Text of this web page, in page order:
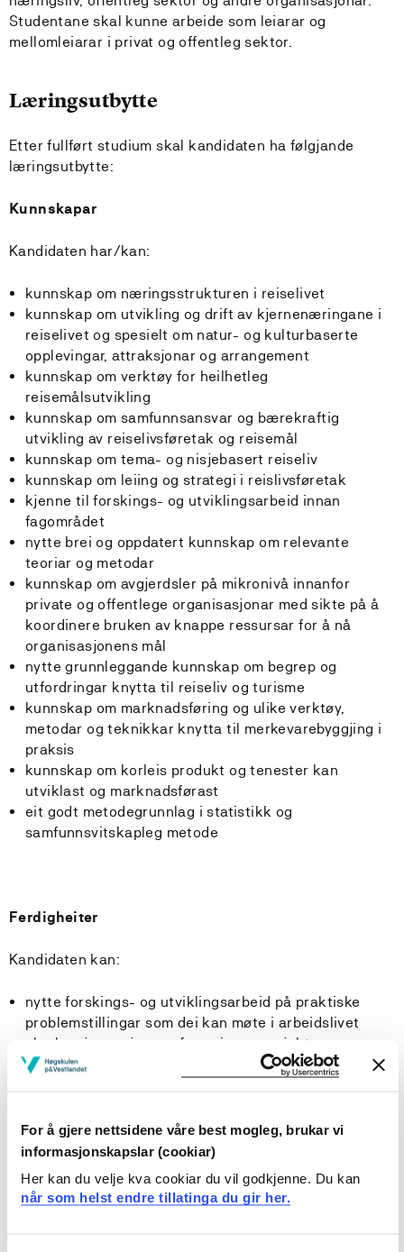
For å gjere nettsidene våre best mogleg, brukar vi
informasjonskapslar (cookiar)
Her kan du velje kva cookiar du vil godkjenne. Du kan
når som helst endre tillatinga du gir her.
Studentane skal kunne arbeide som leiarar og
mellomleiarar i privat og offentleg sektor.
Læringsutbytte
Etter fullført studium skal kandidaten ha følgjande
læringsutbytte:
Kunnskapar
Kandidaten har/kan:
kunnskap om næringsstrukturen i reiselivet
kunnskap om utvikling og drift av kjernenæringane i
reiselivet og spesielt om natur- og kulturbaserte
opplevingar, attraksjonar og arrangement
kunnskap om verktøy for heilhetleg
reisemålsutvikling
kunnskap om samfunnsansvar og bærekraftig
utvikling av reiselivsføretak og reisemål
kunnskap om tema- og nisjebasert reiseliv
kunnskap om leiing og strategi i reislivsføretak
kjenne til forskings- og utviklingsarbeid innan
fagområdet
nytte brei og oppdatert kunnskap om relevante
teoriar og metodar
kunnskap om avgjerdsler på mikronivå innanfor
private og offentlege organisasjonar med sikte på å
koordinere bruken av knappe ressursar for å nå
organisasjonens mål
nytte grunnleggande kunnskap om begrep og
utfordringar knytta til reiseliv og turisme
kunnskap om marknadsføring og ulike verktøy,
metodar og teknikkar knytta til merkevarebyggjing i
praksis
kunnskap om korleis produkt og tenester kan
utviklast og marknadsførast
eit godt metodegrunnlag i statistikk og
samfunnsvitskapleg metode
Ferdigheiter
Kandidaten kan:
nytte forskings- og utviklingsarbeid på praktiske
problemstillingar som dei kan møte i arbeidslivet
planleggje og gjennomføre eigne prosjekt
jobbe saman med andre i grupper, kunne formidle
av god praksis
framskaffe, analysere og presentere økonomisk
sjå dei ulike fagområda i samanheng, slik at dei kan
bruke kunnskapar og ferdigheiter frå fleire fag på ei